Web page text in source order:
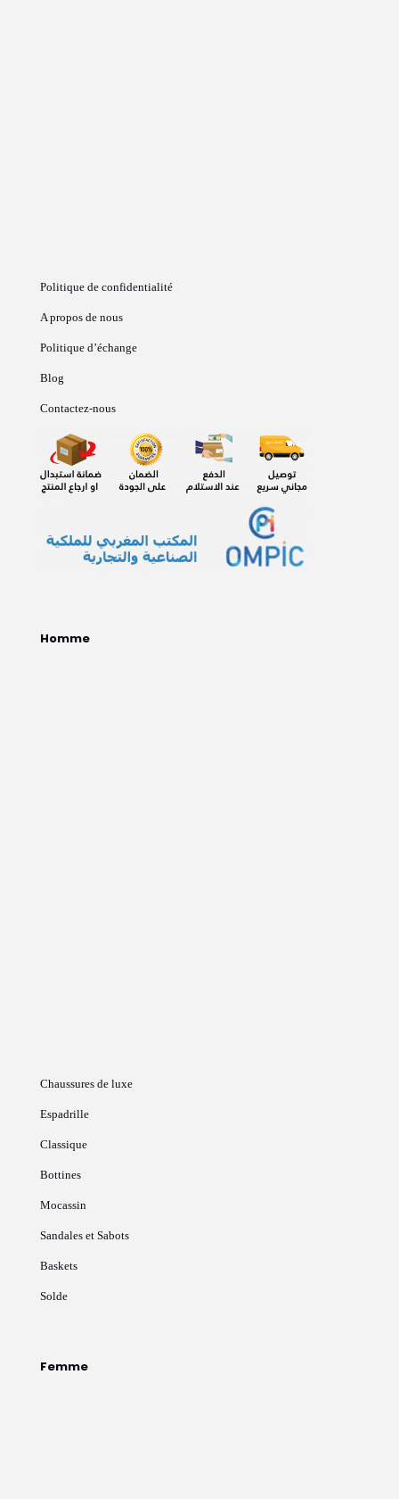
Politique de confidentialité
A propos de nous
Politique d’échange
Blog
Contactez-nous
Homme
Chaussures de luxe
Espadrille
Classique
Bottines
Mocassin
Sandales et Sabots
Baskets
Solde
Femme